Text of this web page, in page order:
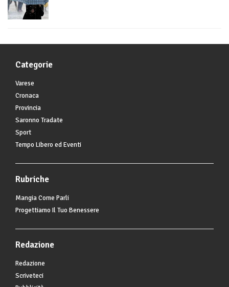
Categorie
Varese
Cronaca
Provincia
Saronno Tradate
Sport
Tempo Libero ed Eventi
Rubriche
Mangia Come Parli
Progettiamo Il Tuo Benessere
Redazione
Redazione
Scriveteci